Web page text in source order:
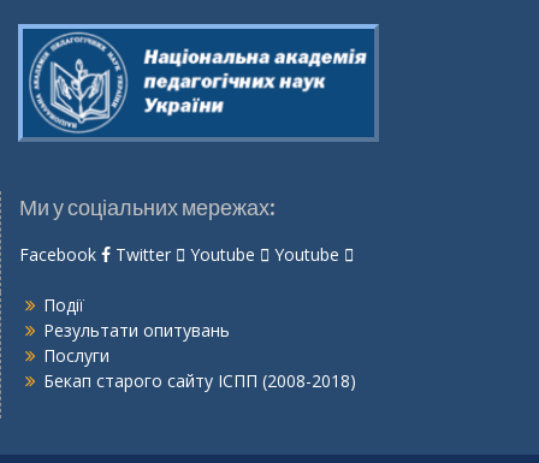
Ми у соціальних мережах:
Facebook Twitter Youtube Youtube
Події
Результати опитувань
Послуги
Бекап старого сайту ІСПП (2008-2018)